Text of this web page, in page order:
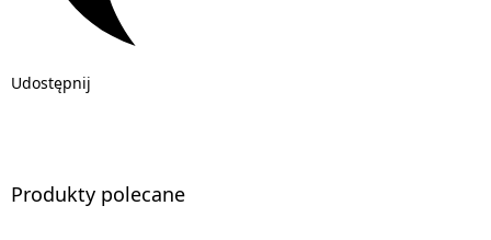
Udostępnij
Produkty polecane